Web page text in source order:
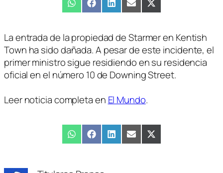
Compartir
en
WhatsAppCompartir
en
FacebookCompartir
en
LinkedInCompartir
en
EmailCompartir
en
X
(Twitter)
La entrada de la propiedad de Starmer en Kentish
Town ha sido dañada. A pesar de este incidente, el
primer ministro sigue residiendo en su residencia
oficial en el número 10 de Downing Street.
Leer noticia completa en El Mundo.
Compartir
en
WhatsAppCompartir
en
FacebookCompartir
en
LinkedInCompartir
en
EmailCompartir
en
X
(Twitter)